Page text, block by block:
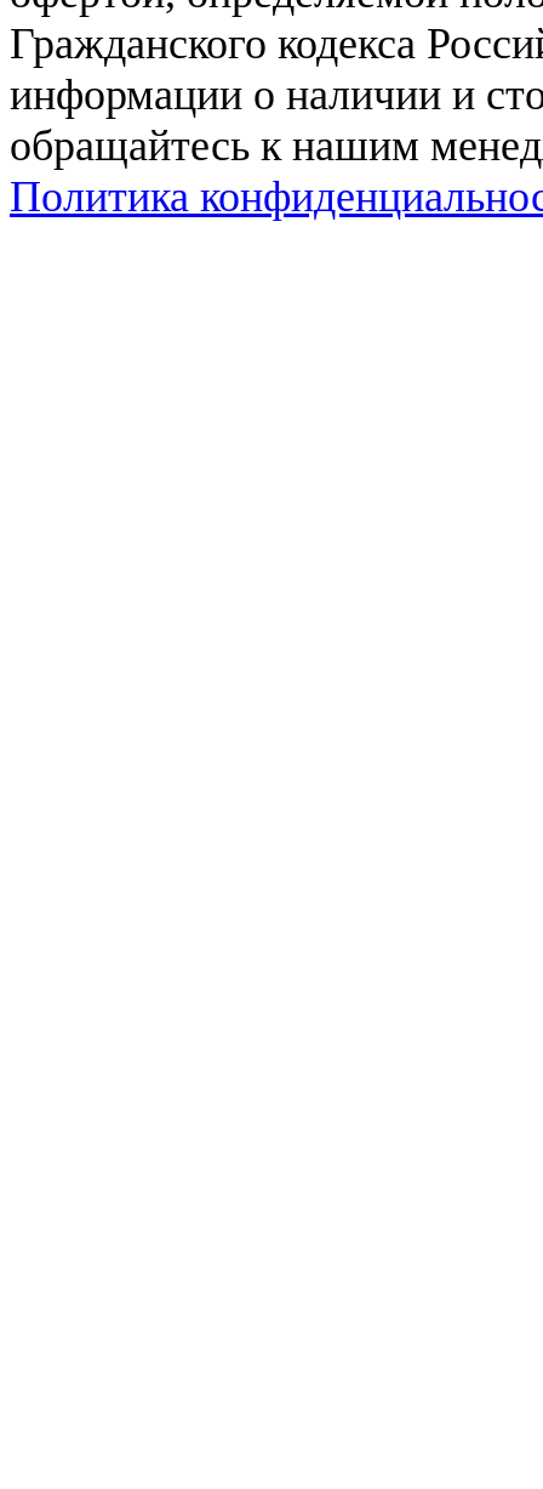
Гражданского кодекса
информации о наличии и
обращайтесь к нашим
Политика